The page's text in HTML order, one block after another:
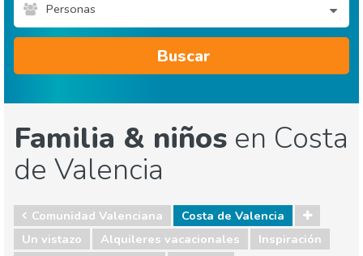
Personas
Buscar
Familia & niños en Costa
de Valencia
Comunidad Valenciana
Costa de Valencia
Un vistazo
Alquileres vacacionales
Inspiración